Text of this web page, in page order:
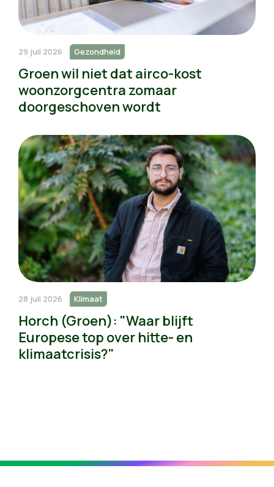
29 juli 2026 Gezondheid
Groen wil niet dat airco-kost
woonzorgcentra zomaar
doorgeschoven wordt
28 juli 2026 Klimaat
Horch (Groen): "Waar blijft
Europese top over hitte- en
klimaatcrisis?"